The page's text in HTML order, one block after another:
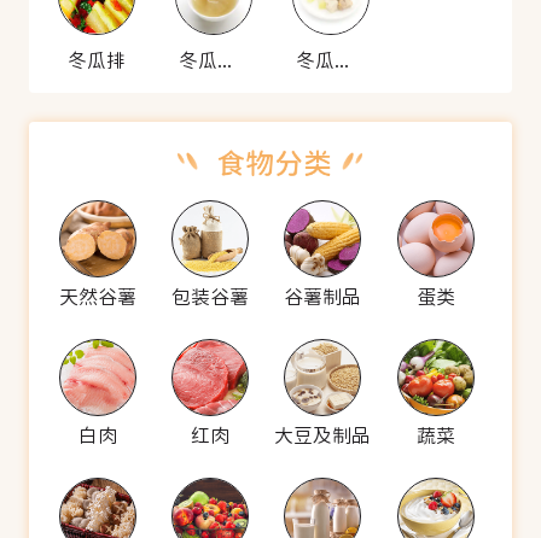
冬瓜排 冬瓜排骨汤 冬瓜排骨炖冻豆腐
天然谷薯 包装谷薯 谷薯制品 蛋类
白肉 红肉 大豆及制品 蔬菜